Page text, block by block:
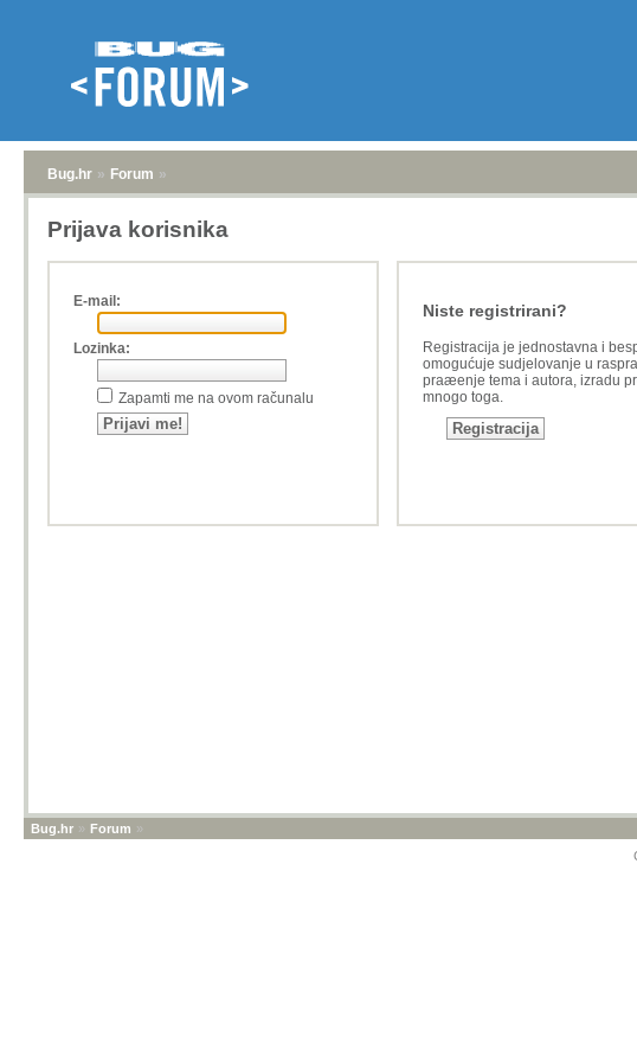
Bug.hr » Forum »
Prijava korisnika
E-mail:
Lozinka:
Zapamti me na ovom računalu
Niste registrirani?
Registracija je jednostavna i
omogućuje sudjelovanje u
praæenje tema i autora, izradu
mnogo toga.
Bug.hr » Forum »